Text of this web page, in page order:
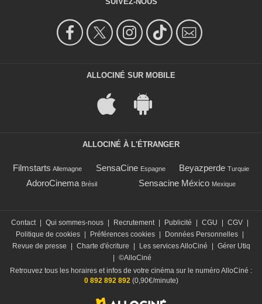
ALLOCINÉ SUR MOBILE
ALLOCINÉ À L'ÉTRANGER
Filmstarts Allemagne SensaCine Espagne Beyazperde Turquie
AdoroCinema Brésil Sensacine México Mexique
Contact Qui sommes-nous Recrutement Publicité CGU CGV
Politique de cookies
Préférences cookies Données Personnelles
Revue de presse
Charte d'écriture Les services AlloCiné
Gérer Utiq
©AlloCiné
Retrouvez tous les horaires et infos de votre cinéma sur le numéro AlloCiné :
0 892 892 892(0,90€/minute)